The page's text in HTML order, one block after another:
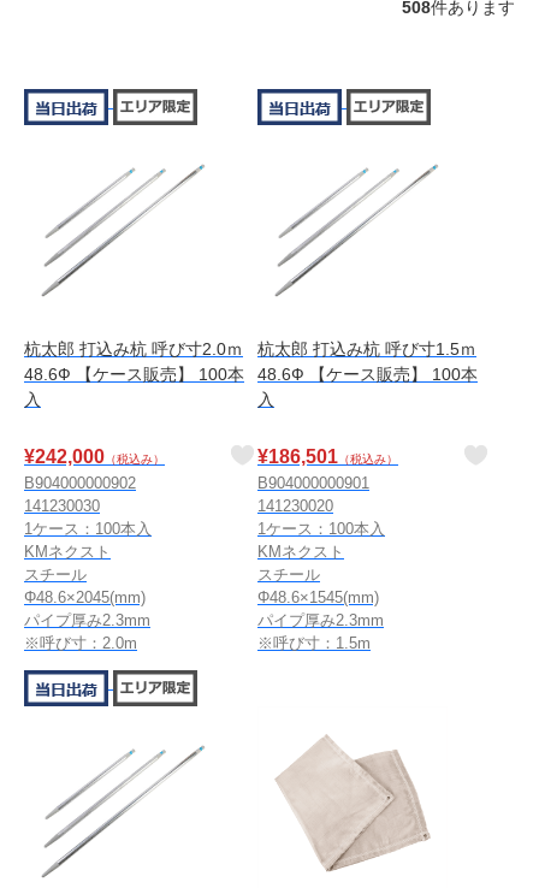
508件あります
杭太郎 打込み杭 呼び寸2.0ｍ
48.6Ф 【ケース販売】 100本
入
¥242,000 （税込み）
B904000000902
141230030
1ケース：100本入
KMネクスト
スチール
Φ48.6×2045(mm)
パイプ厚み2.3mm
※呼び寸：2.0m
杭太郎 打込み杭 呼び寸1.5ｍ
48.6Ф 【ケース販売】 100本
入
¥186,501 （税込み）
B904000000901
141230020
1ケース：100本入
KMネクスト
スチール
Φ48.6×1545(mm)
パイプ厚み2.3mm
※呼び寸：1.5m